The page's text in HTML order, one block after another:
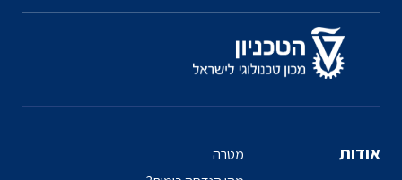
אודות
מטרה